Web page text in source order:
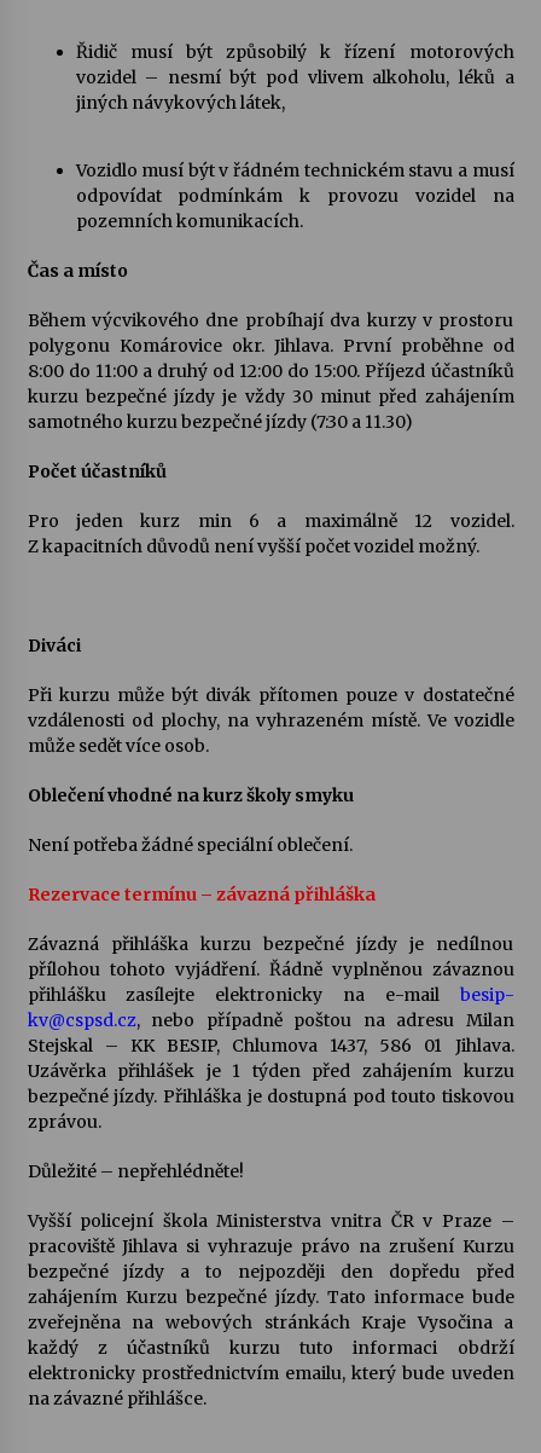
Řidič musí být způsobilý k řízení motorových
vozidel – nesmí být pod vlivem alkoholu, léků a
jiných návykových látek,
Vozidlo musí být v řádném technickém stavu a musí
odpovídat podmínkám k provozu vozidel na
pozemních komunikacích.
Čas a místo
Během výcvikového dne probíhají dva kurzy v prostoru
polygonu Komárovice okr. Jihlava. První proběhne od
8:00 do 11:00 a druhý od 12:00 do 15:00. Příjezd účastníků
kurzu bezpečné jízdy je vždy 30 minut před zahájením
samotného kurzu bezpečné jízdy (7:30 a 11.30)
Počet účastníků
Pro jeden kurz min 6 a maximálně 12 vozidel.
Z kapacitních důvodů není vyšší počet vozidel možný.
Diváci
Při kurzu může být divák přítomen pouze v dostatečné
vzdálenosti od plochy, na vyhrazeném místě. Ve vozidle
může sedět více osob.
Oblečení vhodné na kurz školy smyku
Není potřeba žádné speciální oblečení.
Rezervace termínu – závazná přihláška
Závazná přihláška kurzu bezpečné jízdy je nedílnou
přílohou tohoto vyjádření. Řádně vyplněnou závaznou
přihlášku zasílejte elektronicky na e-mail besip-
kv@cspsd.cz, nebo případně poštou na adresu Milan
Stejskal – KK BESIP, Chlumova 1437, 586 01 Jihlava.
Uzávěrka přihlášek je 1 týden před zahájením kurzu
bezpečné jízdy. Přihláška je dostupná pod touto tiskovou
zprávou.
Důležité – nepřehlédněte!
Vyšší policejní škola Ministerstva vnitra ČR v Praze –
pracoviště Jihlava si vyhrazuje právo na zrušení Kurzu
bezpečné jízdy a to nejpozději den dopředu před
zahájením Kurzu bezpečné jízdy. Tato informace bude
zveřejněna na webových stránkách Kraje Vysočina a
každý z účastníků kurzu tuto informaci obdrží
elektronicky prostřednictvím emailu, který bude uveden
na závazné přihlášce.